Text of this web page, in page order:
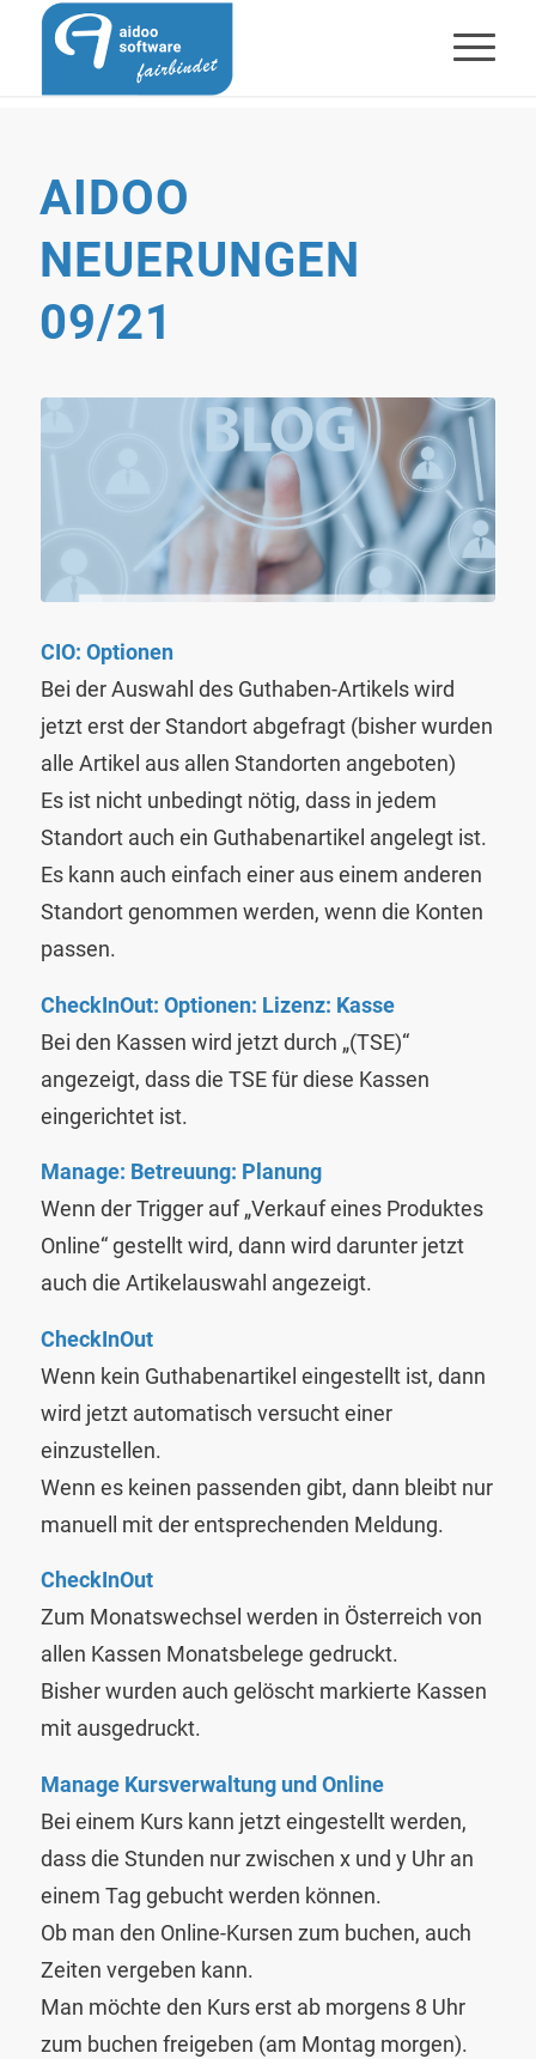
AIDOO
NEUERUNGEN
09/21
CIO: Optionen
Bei der Auswahl des Guthaben-Artikels wird
jetzt erst der Standort abgefragt (bisher wurden
alle Artikel aus allen Standorten angeboten)
Es ist nicht unbedingt nötig, dass in jedem
Standort auch ein Guthabenartikel angelegt ist.
Es kann auch einfach einer aus einem anderen
Standort genommen werden, wenn die Konten
passen.
CheckInOut: Optionen: Lizenz: Kasse
Bei den Kassen wird jetzt durch „(TSE)“
angezeigt, dass die TSE für diese Kassen
eingerichtet ist.
Manage: Betreuung: Planung
Wenn der Trigger auf „Verkauf eines Produktes
Online“ gestellt wird, dann wird darunter jetzt
auch die Artikelauswahl angezeigt.
CheckInOut
Wenn kein Guthabenartikel eingestellt ist, dann
wird jetzt automatisch versucht einer
einzustellen.
Wenn es keinen passenden gibt, dann bleibt nur
manuell mit der entsprechenden Meldung.
CheckInOut
Zum Monatswechsel werden in Österreich von
allen Kassen Monatsbelege gedruckt.
Bisher wurden auch gelöscht markierte Kassen
mit ausgedruckt.
Manage Kursverwaltung und Online
Bei einem Kurs kann jetzt eingestellt werden,
dass die Stunden nur zwischen x und y Uhr an
einem Tag gebucht werden können.
Ob man den Online-Kursen zum buchen, auch
Zeiten vergeben kann.
Man möchte den Kurs erst ab morgens 8 Uhr
zum buchen freigeben (am Montag morgen).